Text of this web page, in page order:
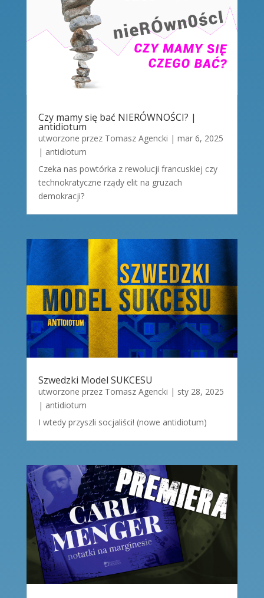
Czy mamy się bać NIERÓWNOŚCI? |
antidiotum
utworzone przez Tomasz Agencki | mar 6, 2025
| antidiotum
Czeka nas powtórka z rewolucji francuskiej czy
technokratyczne rządy elit na gruzach
demokracji?
Szwedzki Model SUKCESU
utworzone przez Tomasz Agencki | sty 28, 2025
| antidiotum
I wtedy przyszli socjaliści! (nowe antidiotum)